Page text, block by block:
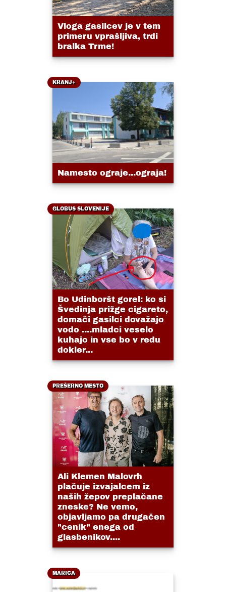
Vloga gasilcev je v tem
primeru vprašljiva, trdi
bralka Trme!
KRANJ+
Namesto ograje...ograja!
GLOBUS SLOVENIJE
Bo Udinboršt gorel: ko si
Švedinja prižge cigareto,
domači gasilci dovažajo
vodo ....mladci veselo
kuhajo in vse bo v redu
dokler...
PREŠERNO MESTO
Ali Klemen Malovrh
plačuje izvajalcem iz
naših žepov preplačane
zneske? Ne vemo,
objavljamo pa drugačen
"cenik" enega od
glasbenikov....
MARICA